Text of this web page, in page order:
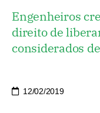
Engenheiros
direito de
considerados
12/02/2019